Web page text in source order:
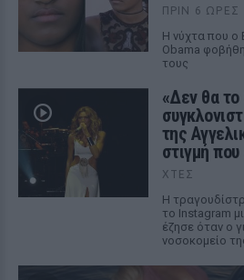
ΠΡΙΝ 6 ΏΡΕΣ
Η νύχτα που ο
Obama
τους
«Δεν θα
της
στιγμή που
ΧΤΕΣ
Η
το Instagram
έζησε όταν ο
νοσοκομείο